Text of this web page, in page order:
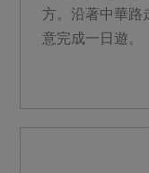
方。沿著中華路
意完成一日遊。